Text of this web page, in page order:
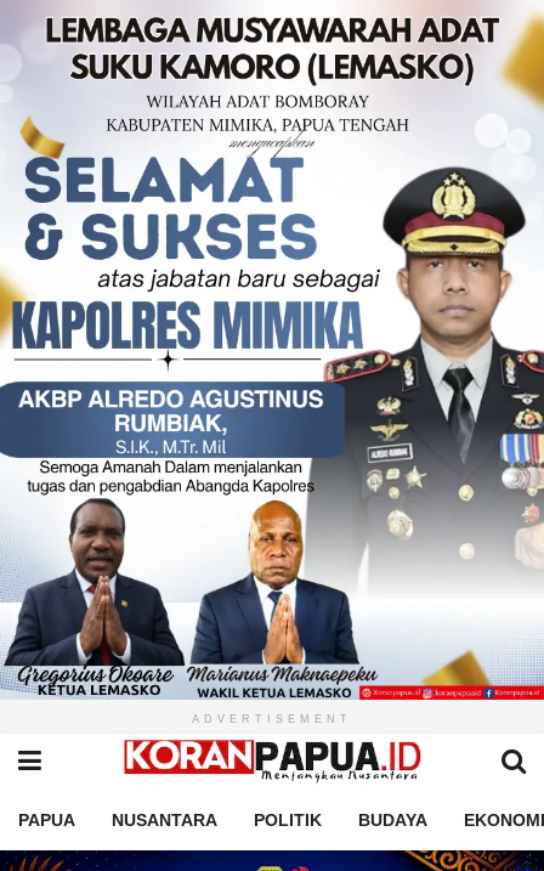
ADVERTISEMENT
PAPUA NUSANTARA POLITIK BUDAYA EKONOMI